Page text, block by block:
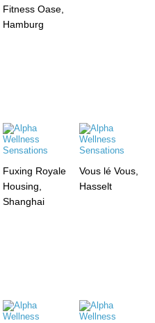
Fitness Oase,
Hamburg
Fuxing Royale
Housing,
Shanghai
Vous lé Vous,
Hasselt